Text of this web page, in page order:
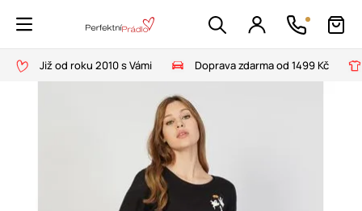
Již od roku 2010 s Vámi Doprava zdarma od 1499 Kč